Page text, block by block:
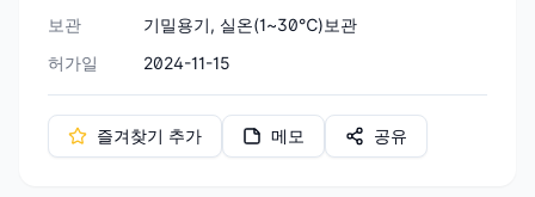
보관
기밀용기, 실온(1~30℃)보관
허가일
2024-11-15
즐겨찾기 추가 메모 공유